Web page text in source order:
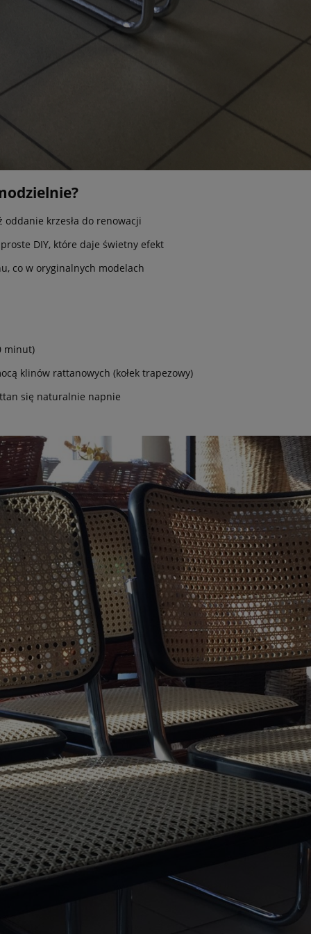
krzesła do renowacji
DIY, które daje świetny efekt
co w oryginalnych modelach
minut)
klinów rattanowych (kołek trapezowy)
się naturalnie napnie